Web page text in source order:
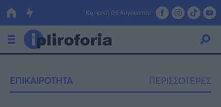
Κυριακή 09 Αυγούστου
Οικονομία
ΕΠΙΚΑΙΡΟΤΗΤΑ ΠΕΡΙΣΣΟΤΕΡΕΣ